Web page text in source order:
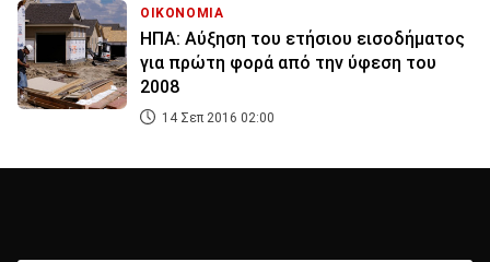
ΟΙΚΟΝΟΜΙΑ
ΗΠΑ: Αύξηση του ετήσιου εισοδήματος
για πρώτη φορά από την ύφεση του
2008
14 Σεπ 2016 02:00